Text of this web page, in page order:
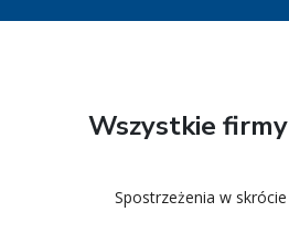
Wszystkie firmy
Spostrzeżenia w skrócie